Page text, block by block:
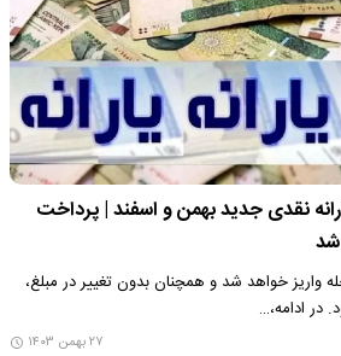
نقدی جدید بهمن و اسفند | پرداخت
شد
واریز خواهد شد و همچنان بدون تغییر در مبلغ،
در ادامه،…
۲۷ بهمن ۱۴۰۳